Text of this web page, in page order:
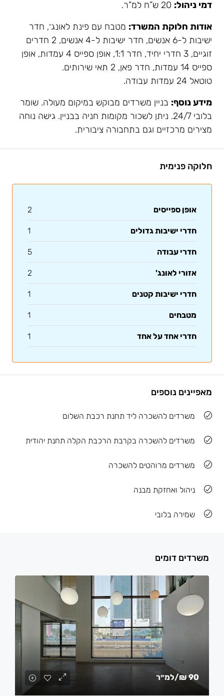
דמי ניהול:
אודות חלוקת המשרד: מטבח עם פינת לאונג׳, חדר
ישיבות ל-6 אנשים, חדר ישיבות ל-4 אנשים, 2 חדרים
זוגיים, 3 חדרי יחיד, חדר 1:1, אופן ספייס 4 עמדות, אופן
ספייס 14 עמדות, חדר פאן, 2 תאי שירותים.
טוטאל 24 עמדות עבודה.
מידע נוסף: בניין משרדים מבוקש במיקום מעולה. שומר
בלובי 24/7. ניתן לשכור מקומות חניה בבניין. גישה נוחה
מצירים מרכזיים וגם בתחבורה ציבורית.
חלוקה פנימית
אופן ספייסים 2
חדרי ישיבות גדולים 1
חדרי עבודה 5
אזורי לאונג' 2
חדרי ישיבות קטנים 1
מטבחים 1
חדרי אחד על אחד 1
מאפיינים נוספים
משרדים להשכרה ליד תחנת רכבת השלום
משרדים להשכרה בקרבת הרכבת הקלה תחנת יהודית
משרדים מרוהטים להשכרה
ניהול ואחזקת מבנה
שמירה בלובי
משרדים דומים
90 ₪ /למ״ר